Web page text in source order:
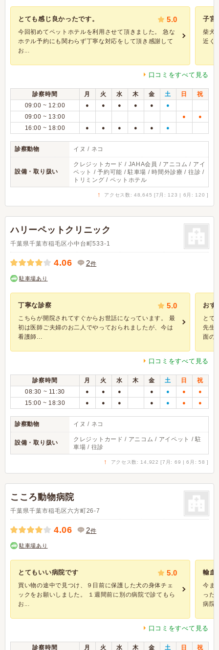
とても感じ良かったです。 5.0
今回初めてペットホテルを利用させて頂きました。 急な
ホテル予約にも関わらず丁寧な対応をして頂き感謝して
お...
子宮
柴犬(
近く
口コミをすべて見る
診察時間 月 火 水 木 金 土 日
祝
09:00 ~ 12:00
● ● ● ● ● ●
09:00 ~ 13:00 ● ●
16:00 ~ 18:00 ● ● ● ● ● ●
診察動物 イヌ / ネコ
設備・取り扱い
クレジットカード / JAHA会員 / アニコム / アイ
ペット / 予約可能 / 駐車場 / 時間外診療 / 往診 /
トリミング / ペットホテル
↑ アクセス数: 48,645 [7月: 123 | 6月: 120 ]
ハリーペットクリニック
千葉県千葉市稲毛区小中台町533-1
4.06 2件
駐車場あり
丁寧な診察 5.0
こちらが開院されてすぐからお世話になっています。 最
初は医師ご夫婦のお二人でやっておられましたが、今は
看護師...
おす
とて
先生
面の
口コミをすべて見る
診察時間 月 火 水 木 金 土 日
祝
08:30 ~ 11:30
● ● ● ● ● ● ●
15:00 ~ 18:30 ● ● ● ● ● ● ●
診察動物 イヌ / ネコ
設備・取り扱い
クレジットカード / アニコム / アイペット / 駐
車場 / 往診
↑ アクセス数: 14,922 [7月: 69 | 6月: 58 ]
こころ動物病院
千葉県千葉市稲毛区六方町26-7
4.06 2件
駐車場あり
とてもいい病院です 5.0
買い物の途中で見つけ、９日前に保護した犬の身体チェ
ックをお願いしました。 １週間前に別の病院で診てもら
お...
輸血
今ま
った
病院
口コミをすべて見る
診察時間 月 火 水 木 金 土 日 祝